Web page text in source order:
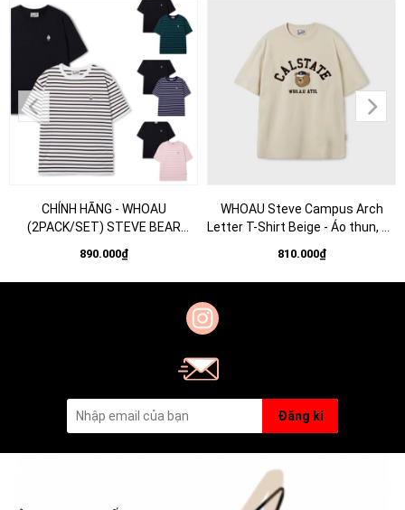
CHÍNH HÃNG - WHOAU
(2PACK/SET) STEVE BEAR
màu đen+sọc
890.000₫
WHOAU Steve Campus Arch
Letter T-Shirt Beige - Áo thun, cổ
810.000₫
Đăng kí